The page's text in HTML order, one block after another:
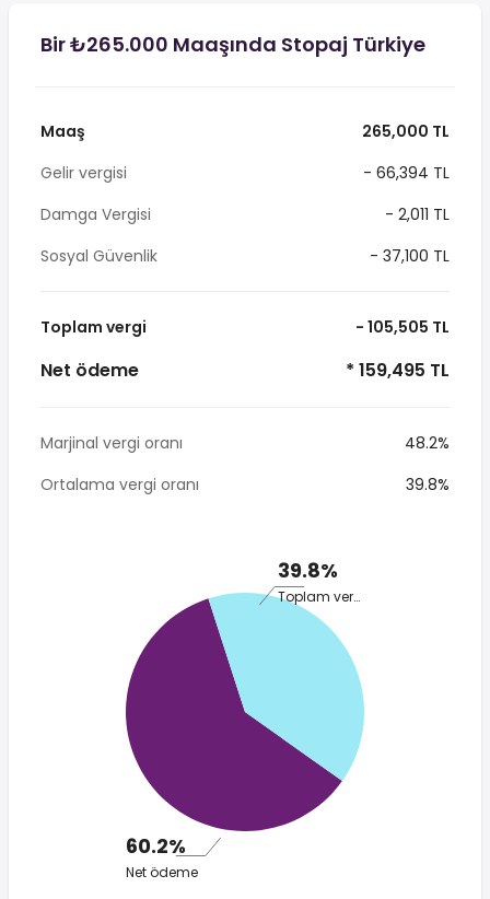
Bir ₺265.000 Maaşında Stopaj Türkiye
Maaş
265,000 TL
Gelir vergisi
- 66,394 TL
Damga Vergisi
- 2,011 TL
Sosyal Güvenlik
- 37,100 TL
Toplam vergi - 105,505 TL
Net ödeme * 159,495 TL
Marjinal vergi oranı
48.2%
Ortalama vergi oranı
39.8%
39.8%
Toplam vergi
60.2%
Net ödeme